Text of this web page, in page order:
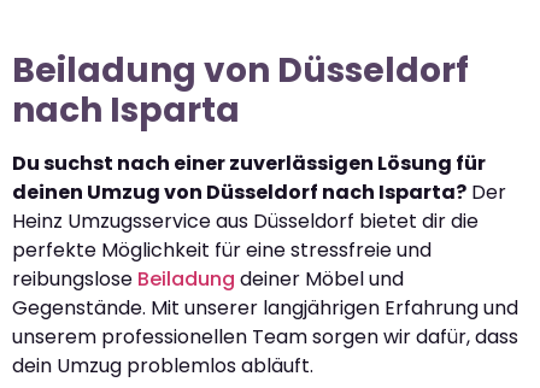
Beiladung von Düsseldorf
nach Isparta
Du suchst nach einer zuverlässigen Lösung für
deinen Umzug von Düsseldorf nach Isparta? Der
Heinz Umzugsservice aus Düsseldorf bietet dir die
perfekte Möglichkeit für eine stressfreie und
reibungslose Beiladung deiner Möbel und
Gegenstände. Mit unserer langjährigen Erfahrung und
unserem professionellen Team sorgen wir dafür, dass
dein Umzug problemlos abläuft.